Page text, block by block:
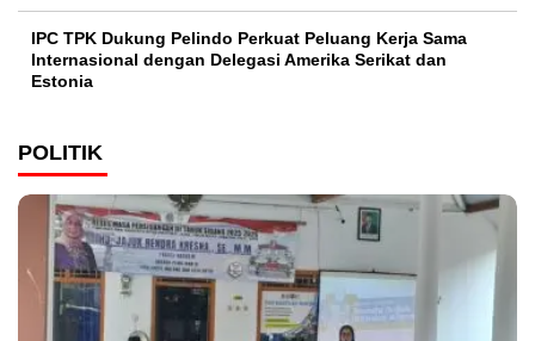
IPC TPK Dukung Pelindo Perkuat Peluang Kerja Sama
Internasional dengan Delegasi Amerika Serikat dan
Estonia
POLITIK